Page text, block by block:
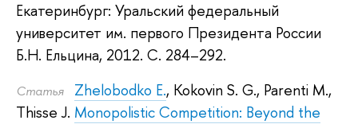
Екатеринбург: Уральский федеральный
университет им. первого Президента России
Б.Н. Ельцина, 2012. С. 284–292.
Статья Zhelobodko E., Kokovin S. G., Parenti M.,
Thisse J. Monopolistic Competition: Beyond the